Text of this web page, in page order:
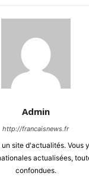
Admin
http://francaisnews.fr
site d'actualités. Vous
actualisées,
confondues.